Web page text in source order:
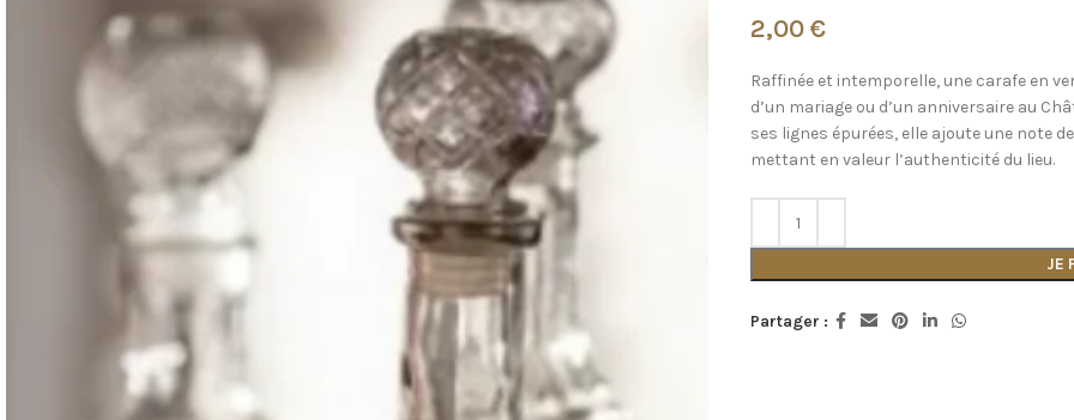
2,00 €
Raffinée et intemporelle, une carafe en
d’un mariage ou d’un anniversaire au
ses lignes épurées, elle ajoute une note
mettant en valeur l’authenticité du lieu.
JE
Partager :